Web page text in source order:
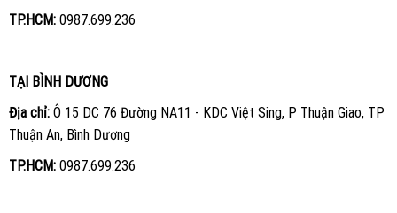
TP.HCM: 0987.699.236
TẠI BÌNH DƯƠNG
Địa chỉ:Ô 15 DC 76 Đường NA11 - KDC Việt Sing, P Thuận Giao, TP
Thuận An, Bình Dương
TP.HCM: 0987.699.236